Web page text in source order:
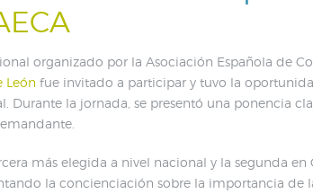
organizado por la Asociación Española de
León fue invitado a participar y tuvo la
la jornada, se presentó una ponencia
más elegida a nivel nacional y la segunda en
la concienciación sobre la importancia de